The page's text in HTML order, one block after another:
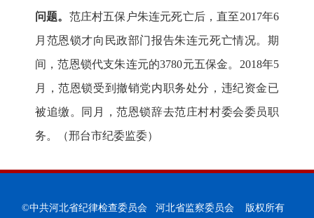
问题。 范庄村五保户朱连元死亡后，直至2017年6
月范恩锁才向民政部门报告朱连元死亡情况。期
间，范恩锁代支朱连元的3780元五保金。2018年5
月，范恩锁受到撤销党内职务处分，违纪资金已
被追缴。同月，范恩锁辞去范庄村村委会委员职
务。（邢台市纪委监委）
©中共河北省纪律检查委员会 河北省监察委员会 版权所有